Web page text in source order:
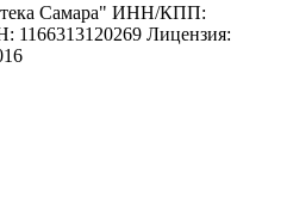
Самара" ИНН/КПП:
1166313120269 Лицензия: